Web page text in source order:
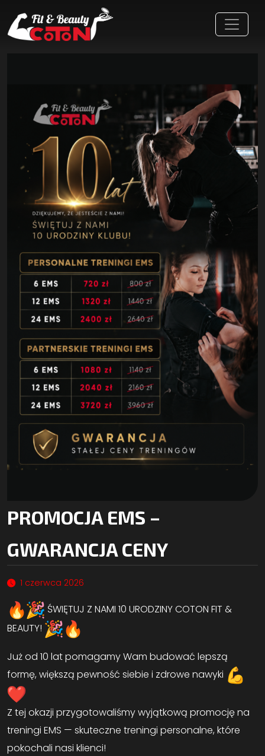
PROMOCJA EMS –
GWARANCJA CENY
1 czerwca 2026
ŚWIĘTUJ Z NAMI 10 URODZINY COTON FIT &
BEAUTY!
Już od 10 lat pomagamy Wam budować lepszą
formę, większą pewność siebie i zdrowe nawyki
Z tej okazji przygotowaliśmy wyjątkową promocję na
treningi EMS — skuteczne treningi personalne, które
pokochali nasi klienci!